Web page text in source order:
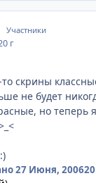
Участники
г
скрины
не будет
но теперь
27 Июня, 200620